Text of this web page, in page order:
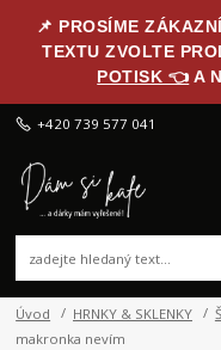
📌 PROSÍME
TEXTU ZVOLTE
POTISK 👈 A
+420 739 577 041
Úvod HRNKY & SKLENKY
makronka nevím